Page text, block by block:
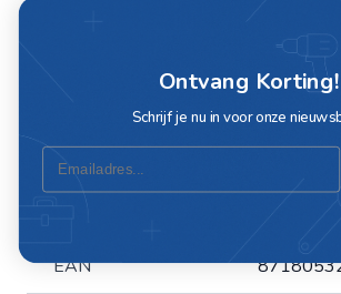
Maat
Messing
EAN
Ontvang Korting!
Schrijf je nu in voor onze
Email